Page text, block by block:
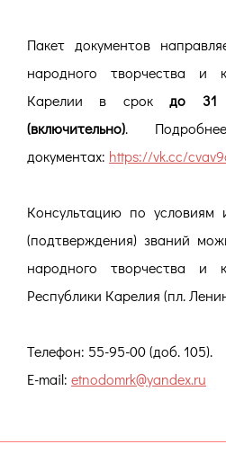
Пакет документов
народного творчества и
Карелии в срокдо 31
(включительно).
документах: https://vk.cc/
Консультацию по условиям
(подтверждения) званий
народного творчества и
Республики Карелия (пл.
Телефон: 55-95-00 (доб. 105).
E-mail: etnodomrk@yandex.ru